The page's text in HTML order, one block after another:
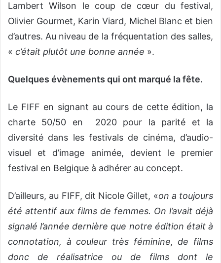
Lambert Wilson le coup de cœur du festival,
Olivier Gourmet, Karin Viard, Michel Blanc et bien
d’autres. Au niveau de la fréquentation des salles,
« c’était plutôt une bonne année ».
Quelques évènements qui ont marqué la fête.
Le FIFF en signant au cours de cette édition, la
charte 50/50 en 2020 pour la parité et la
diversité dans les festivals de cinéma, d’audio-
visuel et d’image animée, devient le premier
festival en Belgique à adhérer au concept.
D’ailleurs, au FIFF, dit Nicole Gillet, «on a toujours
été attentif aux films de femmes. On l’avait déjà
signalé l’année dernière que notre édition était à
connotation, à couleur très féminine, de films
donc de réalisatrice ou de films dont le